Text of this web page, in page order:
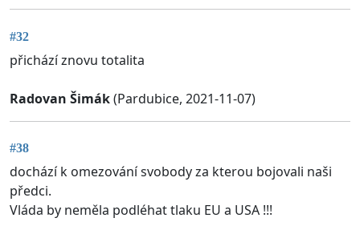
#32
přichází znovu totalita
Radovan Šimák(Pardubice, 2021-11-07)
#38
dochází k omezování svobody za kterou bojovali naši
předci.
Vláda by neměla podléhat tlaku EU a USA !!!